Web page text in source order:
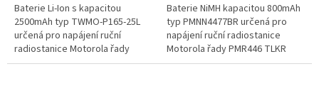
Baterie Li-Ion s kapacitou
2500mAh typ TWMO-P165-25L
určená pro napájení ruční
radiostanice Motorola řady
P145, P165 a P185.
Baterie NiMH kapacitou 800mAh
typ PMNN4477BR určená pro
napájení ruční radiostanice
Motorola řady PMR446 TLKR
(Talkabout) T82, T92.